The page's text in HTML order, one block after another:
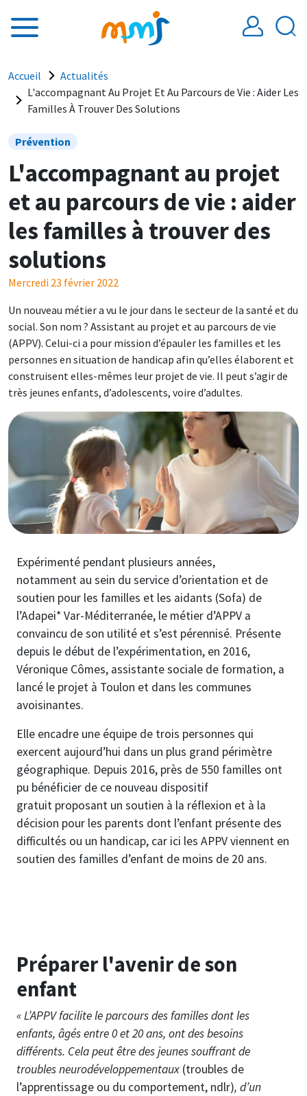
Fil d'Ariane
Accueil
Actualités
L'accompagnant Au Projet Et Au Parcours de Vie : Aider Les
Familles À Trouver Des Solutions
Prévention
L'accompagnant au projet
et au parcours de vie : aider
les familles à trouver des
solutions
Mercredi 23 février 2022
Un nouveau métier a vu le jour dans le secteur de la santé et du
social. Son nom ? Assistant au projet et au parcours de vie
(APPV). Celui-ci a pour mission d’épauler les familles et les
personnes en situation de handicap afin qu’elles élaborent et
construisent elles-mêmes leur projet de vie. Il peut s’agir de
très jeunes enfants, d’adolescents, voire d’adultes.
Image
Expérimenté pendant plusieurs années,
notamment au sein du service d’orientation et de
soutien pour les familles et les aidants (Sofa) de
l’Adapei* Var-Méditerranée, le métier d’APPV a
convaincu de son utilité et s’est pérennisé. Présente
depuis le début de l’expérimentation, en 2016,
Véronique Cômes, assistante sociale de formation, a
lancé le projet à Toulon et dans les communes
avoisinantes.
Elle encadre une équipe de trois personnes qui
exercent aujourd’hui dans un plus grand périmètre
géographique. Depuis 2016, près de 550 familles ont
pu bénéficier de ce nouveau dispositif
gratuit proposant un soutien à la réflexion et à la
décision pour les parents dont l’enfant présente des
difficultés ou un handicap, car ici les APPV viennent en
soutien des familles d’enfant de moins de 20 ans.
Préparer l'avenir de son
enfant
« L’APPV facilite le parcours des familles dont les
enfants, âgés entre 0 et 20 ans, ont des besoins
différents. Cela peut être des jeunes souffrant de
troubles neurodéveloppementaux (troubles de
l’apprentissage ou du comportement, ndlr), d’un